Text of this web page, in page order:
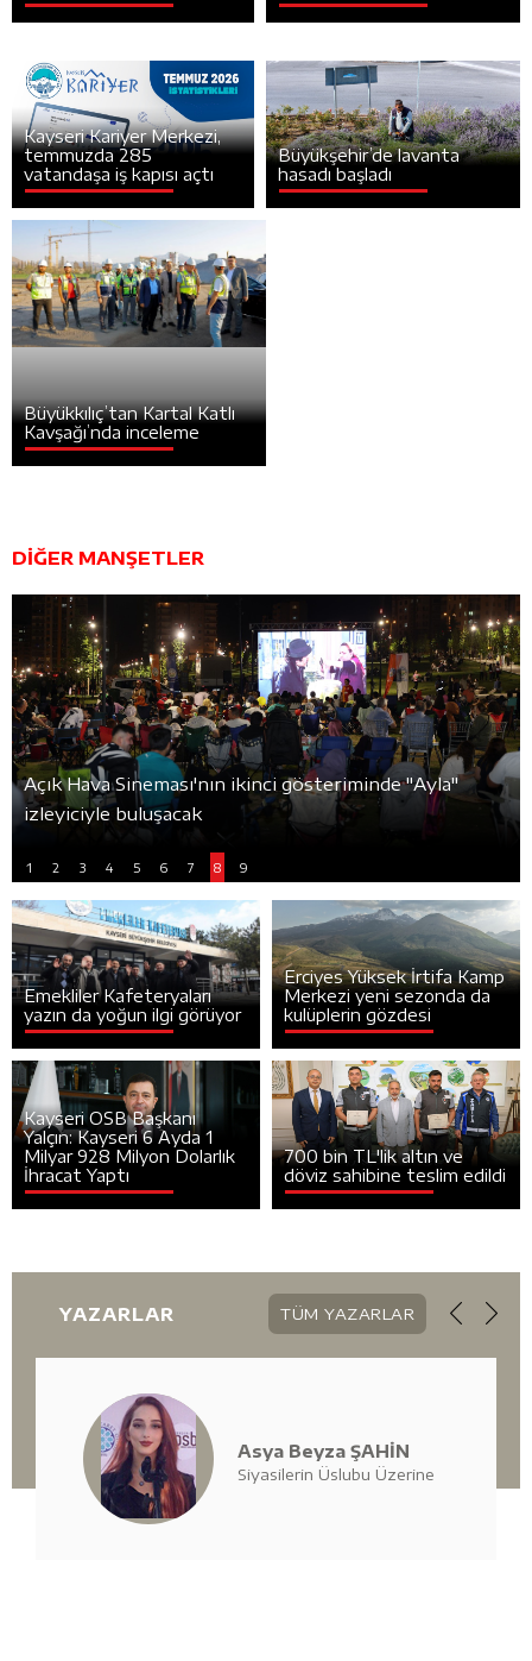
Kayseri Kariyer Merkezi,
temmuzda 285
vatandaşa iş kapısı açtı
Büyükşehir’de lavanta
hasadı başladı
Büyükkılıç’tan Kartal Katlı
Kavşağı’nda inceleme
DİĞER MANŞETLER
Açık Hava Sineması'nın ikinci gösteriminde "Ayla"
izleyiciyle buluşacak
1 2 3 4 5 6 7 8 9
Emekliler Kafeteryaları
yazın da yoğun ilgi görüyor
Erciyes Yüksek İrtifa Kamp
Merkezi yeni sezonda da
kulüplerin gözdesi
Kayseri OSB Başkanı
Yalçın: Kayseri 6 Ayda 1
Milyar 928 Milyon Dolarlık
İhracat Yaptı
700 bin TL'lik altın ve
döviz sahibine teslim edildi
YAZARLAR TÜM YAZARLAR
Asya Beyza ŞAHİN
Siyasilerin Üslubu Üzerine